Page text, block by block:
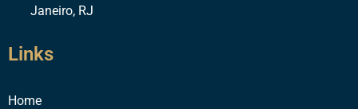
Janeiro, RJ
Links
Home